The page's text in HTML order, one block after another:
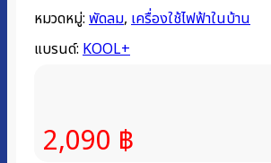
หมวดหมู่: พัดลม, เครื่องใช้ไฟฟ้าในบ้าน
แบรนด์: KOOL+
2,090 ฿